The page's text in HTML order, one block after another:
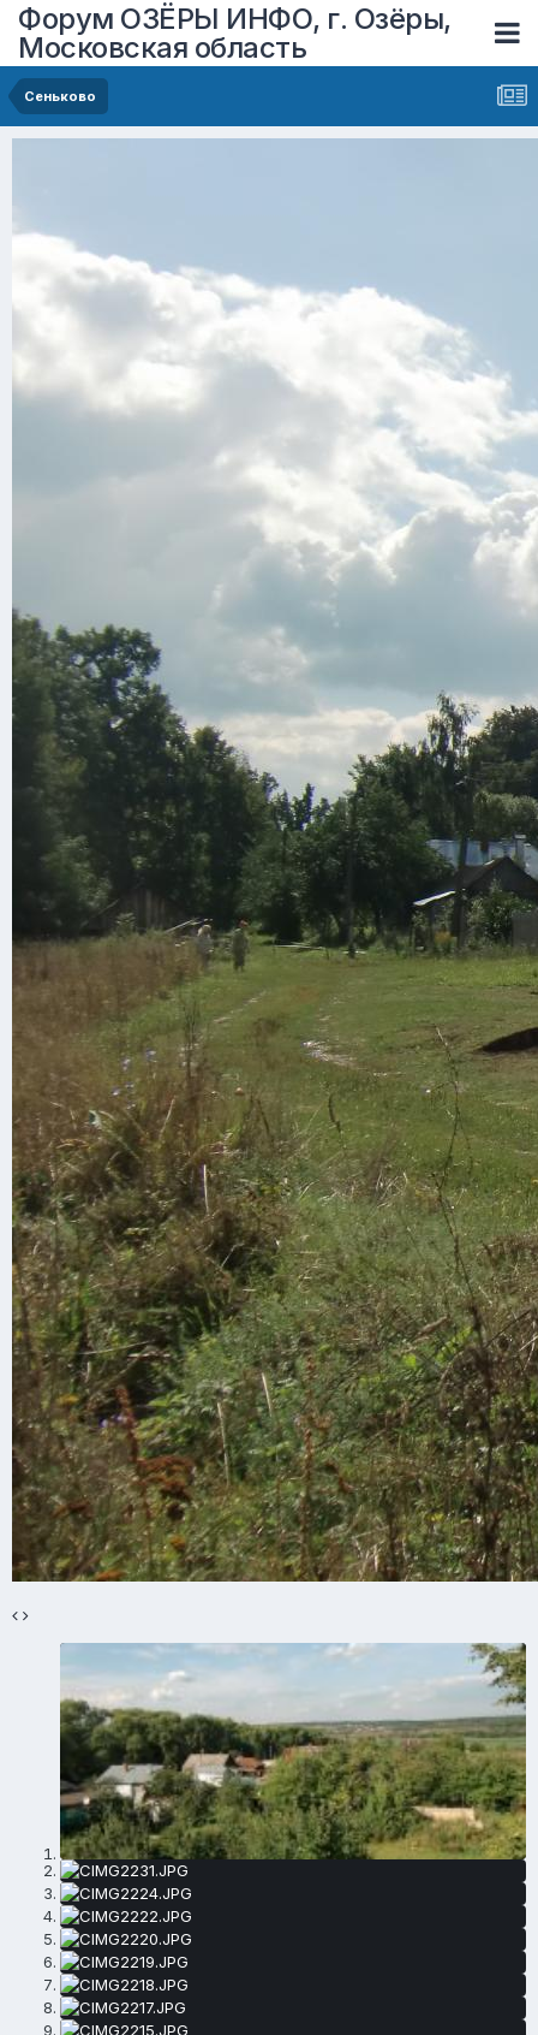
Форум ОЗЁРЫ ИНФО, г. Озёры,
Московская область
Сеньково